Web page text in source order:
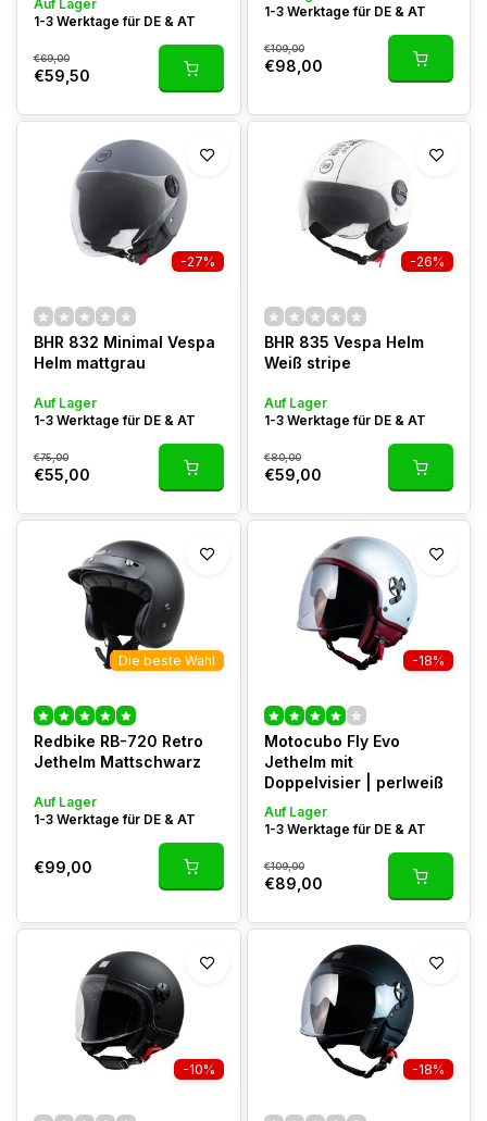
Auf Lager
1-3 Werktage für DE & AT
€69,00
€59,50
1-3 Werktage für DE & AT
€109,00
€98,00
-27%
BHR 832 Minimal Vespa
Helm mattgrau
Auf Lager
1-3 Werktage für DE & AT
€75,00
€55,00
-26%
BHR 835 Vespa Helm
Weiß stripe
Auf Lager
1-3 Werktage für DE & AT
€80,00
€59,00
Die beste Wahl
Redbike RB-720 Retro
Jethelm Mattschwarz
Auf Lager
1-3 Werktage für DE & AT
€99,00
-18%
Motocubo Fly Evo
Jethelm mit
Doppelvisier | perlweiß
Auf Lager
1-3 Werktage für DE & AT
€109,00
€89,00
-10% -18%